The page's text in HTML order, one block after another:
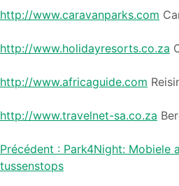
http://www.caravanparks.com
http://www.holidayresorts.co.za
http://www.africaguide.com
http://www.travelnet-sa.co.za
Bericht
Précédent : Park4Night: Mobiele
tussenstops